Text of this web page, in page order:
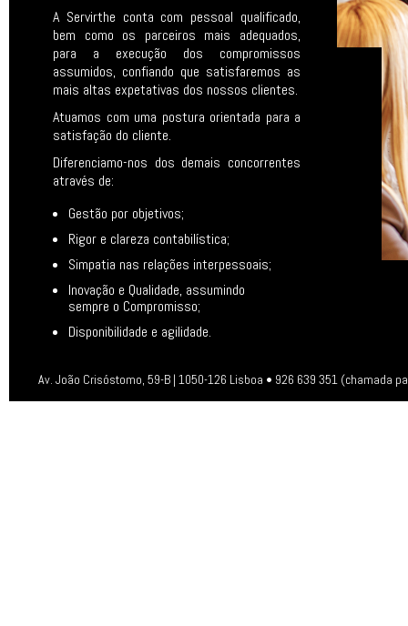
A Servirthe conta com pessoal qualificado,
bem como os parceiros mais adequados,
para a execução dos compromissos
assumidos, confiando que satisfaremos as
mais altas expetativas dos nossos clientes.
Atuamos com uma postura orientada para a
satisfação do cliente.
Diferenciamo-nos dos demais concorrentes
através de:
Gestão por objetivos;
Rigor e clareza contabilística;
Simpatia nas relações interpessoais;
Inovação e Qualidade, assumindo
sempre o Compromisso;
Disponibilidade e agilidade.
Av. João Crisóstomo, 59-B | 1050-126 Lisboa • 926 639 351 (chamada